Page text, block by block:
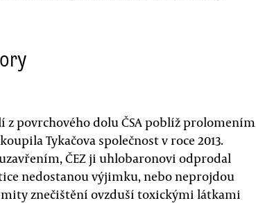
z povrchového dolu ČSA poblíž prolomením
Tykačova společnost v roce 2013.
ČEZ ji uhlobaronovi odprodal
nedostanou výjimku, nebo neprojdou
znečištění ovzduší toxickými látkami